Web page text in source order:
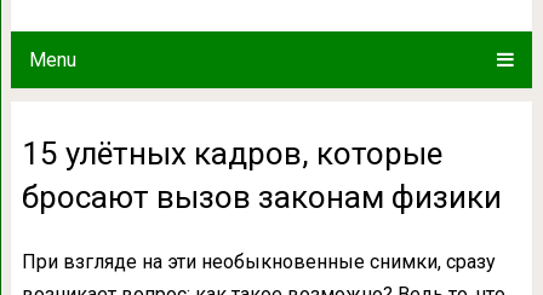
Menu
15 улётных кадров, которые
бросают вызов законам физики
При взгляде на эти необыкновенные снимки, сразу